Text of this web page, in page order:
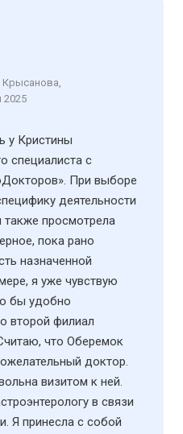
Крысанова,
2025
у Кристины
специалиста с
При выборе
деятельности
также просмотрела
пока рано
назначенной
я уже чувствую
бы удобно
второй филиал
что Оберемок
доктор.
визитом к ней.
в связи
Я принесла с собой